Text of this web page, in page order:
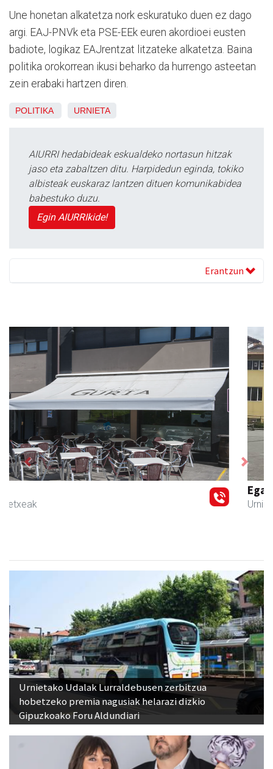
Une honetan alkatetza nork eskuratuko duen ez dago
argi. EAJ-PNVk eta PSE-EEk euren akordioei eusten
badiote, logikaz EAJrentzat litzateke alkatetza. Baina
politika orokorrean ikusi beharko da hurrengo asteetan
zein erabaki hartzen diren.
POLITIKA URNIETA
AIURRI hedabideak eskualdeko nortasun hitzak
jaso eta zabaltzen ditu. Harpidedun eginda, tokiko
albisteak euskaraz lantzen dituen komunikabidea
babestuko duzu.
Egin AIURRIkide!
Erantzun
Urnieta
Previous Next
Urnietako Udalak Lurraldebusen zerbitzua
hobetzeko premia nagusiak helarazi dizkio
Gipuzkoako Foru Aldundiari